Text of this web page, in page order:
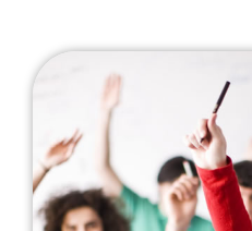
horaria de 3 horas
Horario Nivel Aproximado
Martes y Jueves / 18 a
años Martes y Jueves […]